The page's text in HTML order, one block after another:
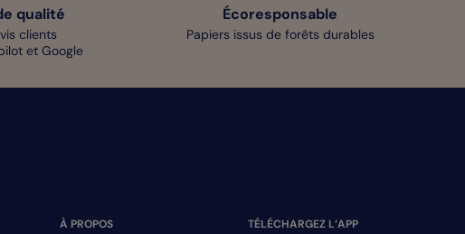
qualité
clients
et Google
Écoresponsable
Papiers issus de forêts durables
À PROPOS TÉLÉCHARGEZ L’APP